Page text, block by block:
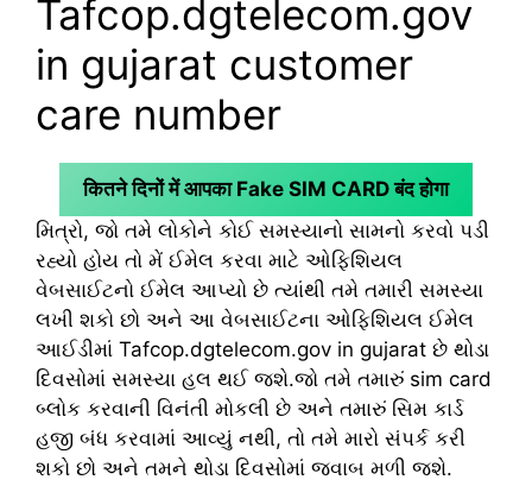
Tafcop.dgtelecom.gov
in gujarat customer
care number
कितने दिनों में आपका Fake SIM CARD बंद होगा
મિત્રો, જો તમે લોકોને કોઈ સમસ્યાનો સામનો કરવો પડી
રહ્યો હોય તો મેં ઈમેલ કરવા માટે ઓફિશિયલ
વેબસાઈટનો ઈમેલ આપ્યો છે ત્યાંથી તમે તમારી સમસ્યા
લખી શકો છો અને આ વેબસાઈટના ઓફિશિયલ ઈમેલ
આઈડીમાં Tafcop.dgtelecom.gov in gujarat છે થોડા
દિવસોમાં સમસ્યા હલ થઈ જશે.જો તમે તમારું sim card
બ્લોક કરવાની વિનંતી મોકલી છે અને તમારું સિમ કાર્ડ
હજી બંધ કરવામાં આવ્યું નથી, તો તમે મારો સંપર્ક કરી
શકો છો અને તમને થોડા દિવસોમાં જવાબ મળી જશે.